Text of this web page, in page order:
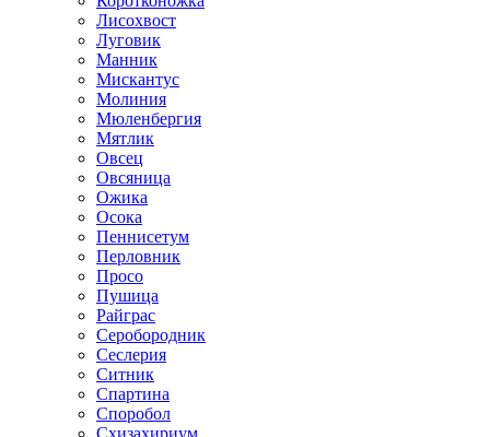
Лисохвост
Луговик
Манник
Мискантус
Молиния
Мюленбергия
Мятлик
Овсец
Овсяница
Ожика
Осока
Пеннисетум
Перловник
Просо
Пушица
Райграс
Серобородник
Сеслерия
Ситник
Спартина
Споробол
Схизахириум